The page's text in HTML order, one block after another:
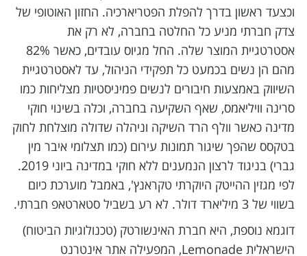
וכצעד ראשון בדרך להפלת הפטריארכיה. החזון האוטופי של
צדק חברתי מניע כל החלטה בחברה, לא רק את
אסטרטגיית המוצר שלה. החל מגיוס עובדים, כאשר 82%
מהם הן נשים בכמעט כל תפקידי הניהול, עד לאסטרטגיית
השיווק באמצעות חיבורים לנשים פמיניסטיות מצליחות כמו
סרינה וויליאמס, שאף השקיעה בחברה, וכלה בשינוי חוקי
מדינה כאשר וולף הרד השיקה וניהלה שדולה מוצלחת לחוק
בטקסס שהפך שיגור תמונות עירום (כמו תצלומי איבר מין
גברי) בניגוד לרצון הנמענים ללא חוקי במדינה ביוני 2019.
לפי מגזין ההייטק היוקרתי טקראנץ', באמבל מוערכת כיום
בשווי של 3 מיליארד דולר. לא רע בשביל סטארטאפ חברתי.
דוגמא נוספת, היא חברת האינשורטק (טכנולוגיות הביטוח)
הישראלית Lemonade, המפעילה אתר אינטרנט